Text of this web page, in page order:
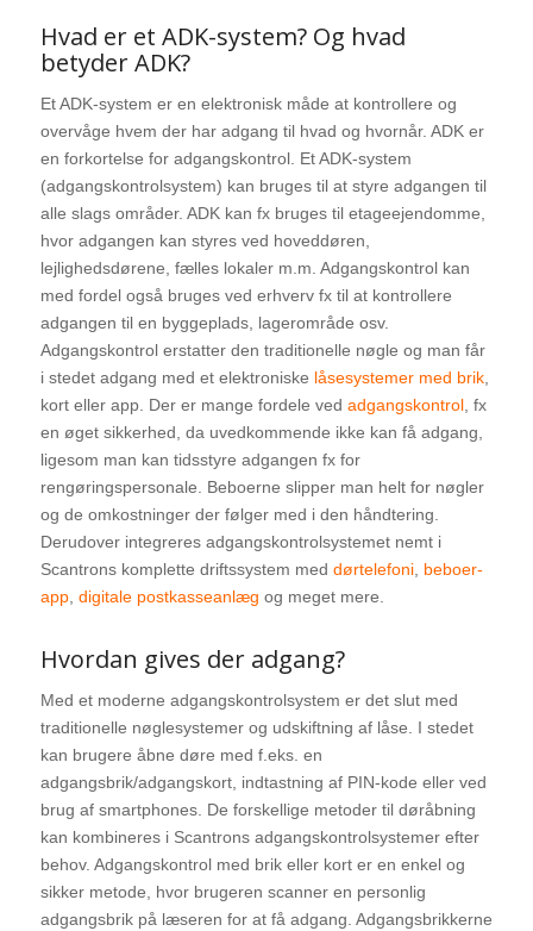
Hvad er et ADK-system? Og hvad
betyder ADK?
Et ADK-system er en elektronisk måde at kontrollere og
overvåge hvem der har adgang til hvad og hvornår. ADK er
en forkortelse for adgangskontrol. Et ADK-system
(adgangskontrolsystem) kan bruges til at styre adgangen til
alle slags områder. ADK kan fx bruges til etageejendomme,
hvor adgangen kan styres ved hoveddøren,
lejlighedsdørene, fælles lokaler m.m. Adgangskontrol kan
med fordel også bruges ved erhverv fx til at kontrollere
adgangen til en byggeplads, lagerområde osv.
Adgangskontrol erstatter den traditionelle nøgle og man får
i stedet adgang med et elektroniske låsesystemer med brik,
kort eller app. Der er mange fordele ved adgangskontrol, fx
en øget sikkerhed, da uvedkommende ikke kan få adgang,
ligesom man kan tidsstyre adgangen fx for
rengøringspersonale. Beboerne slipper man helt for nøgler
og de omkostninger der følger med i den håndtering.
Derudover integreres adgangskontrolsystemet nemt i
Scantrons komplette driftssystem med dørtelefoni, beboer-
app, digitale postkasseanlæg og meget mere.
Hvordan gives der adgang?
Med et moderne adgangskontrolsystem er det slut med
traditionelle nøglesystemer og udskiftning af låse. I stedet
kan brugere åbne døre med f.eks. en
adgangsbrik/adgangskort, indtastning af PIN-kode eller ved
brug af smartphones. De forskellige metoder til døråbning
kan kombineres i Scantrons adgangskontrolsystemer efter
behov. Adgangskontrol med brik eller kort er en enkel og
sikker metode, hvor brugeren scanner en personlig
adgangsbrik på læseren for at få adgang. Adgangsbrikkerne